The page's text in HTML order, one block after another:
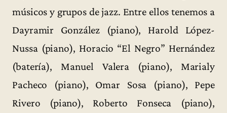
músicos y grupos de jazz. Entre ellos tenemos a
Dayramir González (piano), Harold López-
Nussa (piano), Horacio “El Negro” Hernández
(batería), Manuel Valera (piano), Marialy
Pacheco (piano), Omar Sosa (piano), Pepe
Rivero (piano), Roberto Fonseca (piano),